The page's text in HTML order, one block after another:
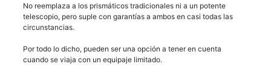
No reemplaza a los prismáticos tradicionales ni a un potente
telescopio, pero suple con garantías a ambos en casi todas las
circunstancias.
Por todo lo dicho, pueden ser una opción a tener en cuenta
cuando se viaja con un equipaje limitado.